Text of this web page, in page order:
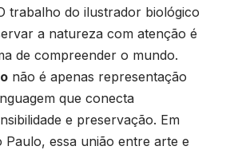
trabalho do ilustrador biológico
a natureza com atenção é
de compreender o mundo.
não é apenas representação
que conecta
e preservação. Em
Paulo, essa união entre arte e